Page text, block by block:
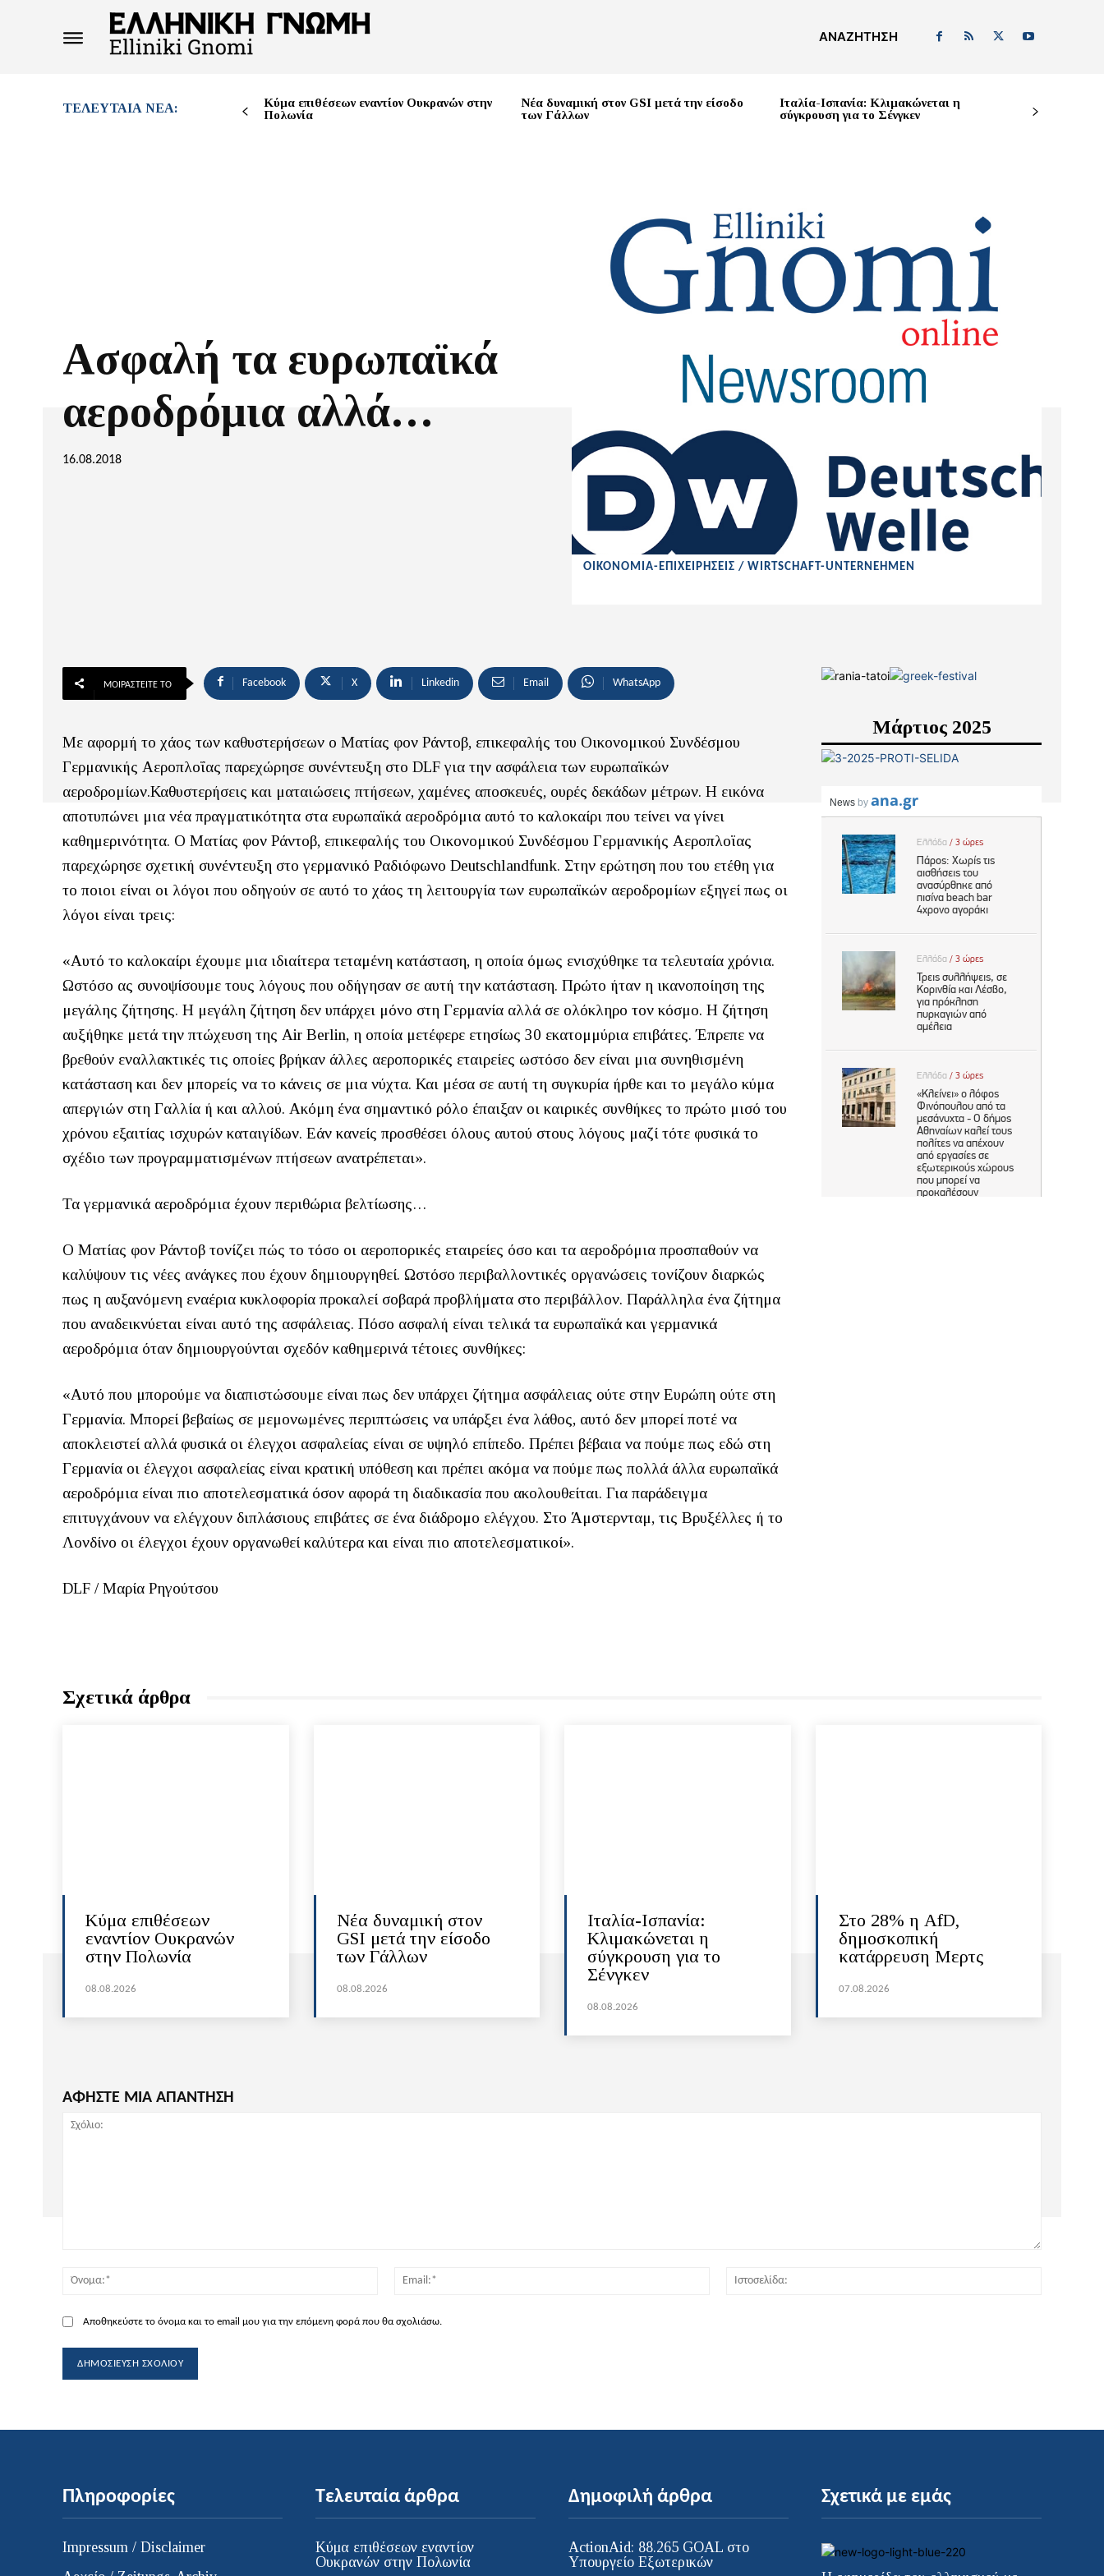
ΑΝΑΖΉΤΗΣΗ
ΤΕΛΕΥΤΑΊΑ ΝΈΑ:
Κύμα επιθέσεων εναντίον Ουκρανών στην
Πολωνία
Νέα δυναμική στον GSI μετά την είσοδο
των Γάλλων
Ιταλία-Ισπανία: Κλιμακώνεται η
σύγκρουση για το Σένγκεν
Ασφαλή τα ευρωπαϊκά
αεροδρόμια αλλά…
16.08.2018
ΟΙΚΟΝΟΜΙΑ-ΕΠΙΧΕΙΡΗΣΕΙΣ / WIRTSCHAFT-UNTERNEHMEN
ΜΟΙΡΑΣΤΕΊΤΕ ΤΟ Facebook X Linkedin Email WhatsApp
Με αφορμή το χάος των καθυστερήσεων ο Ματίας φον Ράντοβ, επικεφαλής του Οικονομικού Συνδέσμου
Γερμανικής Αεροπλοΐας παρεχώρησε συνέντευξη στο DLF για την ασφάλεια των ευρωπαϊκών
αεροδρομίων.Καθυστερήσεις και ματαιώσεις πτήσεων, χαμένες αποσκευές, ουρές δεκάδων μέτρων. Η εικόνα
αποτυπώνει μια νέα πραγματικότητα στα ευρωπαϊκά αεροδρόμια αυτό το καλοκαίρι που τείνει να γίνει
καθημερινότητα. Ο Ματίας φον Ράντοβ, επικεφαλής του Οικονομικού Συνδέσμου Γερμανικής Αεροπλοϊας
παρεχώρησε σχετική συνέντευξη στο γερμανικό Ραδιόφωνο Deutschlandfunk. Στην ερώτηση που του ετέθη για
το ποιοι είναι οι λόγοι που οδηγούν σε αυτό το χάος τη λειτουργία των ευρωπαϊκών αεροδρομίων εξηγεί πως οι
λόγοι είναι τρεις:
«Αυτό το καλοκαίρι έχουμε μια ιδιαίτερα τεταμένη κατάσταση, η οποία όμως ενισχύθηκε τα τελευταία χρόνια.
Ωστόσο ας συνοψίσουμε τους λόγους που οδήγησαν σε αυτή την κατάσταση. Πρώτο ήταν η ικανοποίηση της
μεγάλης ζήτησης. Η μεγάλη ζήτηση δεν υπάρχει μόνο στη Γερμανία αλλά σε ολόκληρο τον κόσμο. Η ζήτηση
αυξήθηκε μετά την πτώχευση της Air Berlin, η οποία μετέφερε ετησίως 30 εκατομμύρια επιβάτες. Έπρεπε να
βρεθούν εναλλακτικές τις οποίες βρήκαν άλλες αεροπορικές εταιρείες ωστόσο δεν είναι μια συνηθισμένη
κατάσταση και δεν μπορείς να το κάνεις σε μια νύχτα. Και μέσα σε αυτή τη συγκυρία ήρθε και το μεγάλο κύμα
απεργιών στη Γαλλία ή και αλλού. Ακόμη ένα σημαντικό ρόλο έπαιξαν οι καιρικές συνθήκες το πρώτο μισό του
χρόνου εξαιτίας ισχυρών καταιγίδων. Εάν κανείς προσθέσει όλους αυτού στους λόγους μαζί τότε φυσικά το
σχέδιο των προγραμματισμένων πτήσεων ανατρέπεται».
Τα γερμανικά αεροδρόμια έχουν περιθώρια βελτίωσης…
Ο Ματίας φον Ράντοβ τονίζει πώς το τόσο οι αεροπορικές εταιρείες όσο και τα αεροδρόμια προσπαθούν να
καλύψουν τις νέες ανάγκες που έχουν δημιουργηθεί. Ωστόσο περιβαλλοντικές οργανώσεις τονίζουν διαρκώς
πως η αυξανόμενη εναέρια κυκλοφορία προκαλεί σοβαρά προβλήματα στο περιβάλλον. Παράλληλα ένα ζήτημα
που αναδεικνύεται είναι αυτό της ασφάλειας. Πόσο ασφαλή είναι τελικά τα ευρωπαϊκά και γερμανικά
αεροδρόμια όταν δημιουργούνται σχεδόν καθημερινά τέτοιες συνθήκες:
«Αυτό που μπορούμε να διαπιστώσουμε είναι πως δεν υπάρχει ζήτημα ασφάλειας ούτε στην Ευρώπη ούτε στη
Γερμανία. Μπορεί βεβαίως σε μεμονωμένες περιπτώσεις να υπάρξει ένα λάθος, αυτό δεν μπορεί ποτέ να
αποκλειστεί αλλά φυσικά οι έλεγχοι ασφαλείας είναι σε υψηλό επίπεδο. Πρέπει βέβαια να πούμε πως εδώ στη
Γερμανία οι έλεγχοι ασφαλείας είναι κρατική υπόθεση και πρέπει ακόμα να πούμε πως πολλά άλλα ευρωπαϊκά
αεροδρόμια είναι πιο αποτελεσματικά όσον αφορά τη διαδικασία που ακολουθείται. Για παράδειγμα
επιτυγχάνουν να ελέγχουν διπλάσιους επιβάτες σε ένα διάδρομο ελέγχου. Στο Άμστερνταμ, τις Βρυξέλλες ή το
Λονδίνο οι έλεγχοι έχουν οργανωθεί καλύτερα και είναι πιο αποτελεσματικοί».
DLF / Μαρία Ρηγούτσου
Μάρτιος 2025
Σχετικά άρθρα
Κύμα επιθέσεων
εναντίον Ουκρανών
στην Πολωνία
08.08.2026
Νέα δυναμική στον
GSI μετά την είσοδο
των Γάλλων
08.08.2026
Ιταλία-Ισπανία:
Κλιμακώνεται η
σύγκρουση για το
Σένγκεν
08.08.2026
Στο 28% η AfD,
δημοσκοπική
κατάρρευση Μερτς
07.08.2026
ΑΦΗΣΤΕ ΜΙΑ ΑΠΑΝΤΗΣΗ
Όνομα:*
Email:*
Αποθηκεύστε το όνομα και το email μου για την επόμενη φορά που θα σχολιάσω.
Πληροφορίες
Impressum / Disclaimer
Τελευταία άρθρα
Κύμα επιθέσεων εναντίον
Ουκρανών στην Πολωνία
Δημοφιλή άρθρα
ActionAid: 88.265 GOAL στο
Υπουργείο Εξωτερικών
Σχετικά με εμάς